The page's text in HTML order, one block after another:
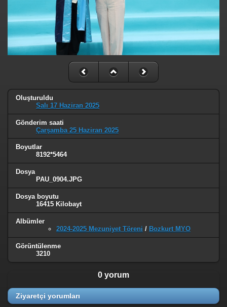
Oluşturuldu
Salı 17 Haziran 2025
Gönderim saati
Çarşamba 25 Haziran 2025
Boyutlar
8192*5464
Dosya
PAU_0904.JPG
Dosya boyutu
16415 Kilobayt
Albümler
2024-2025 Mezuniyet Töreni / Bozkurt MYO
Görüntülenme
3210
0 yorum
Ziyaretçi yorumları